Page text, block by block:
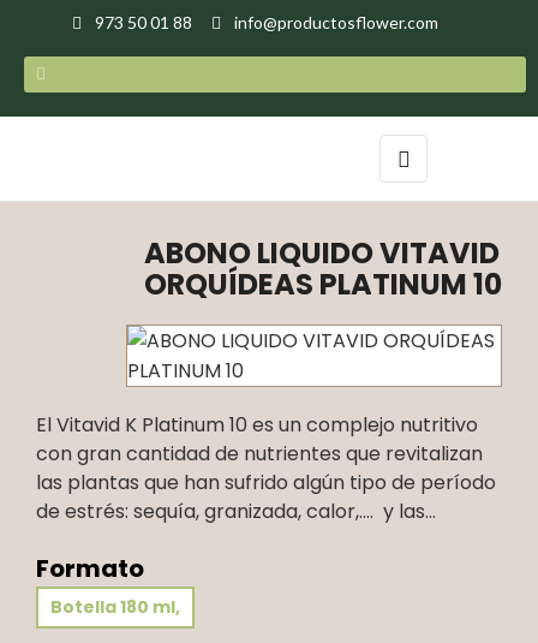
973 50 01 88 info@productosflower.com
Navegación
de
palanca
☰
ABONO LIQUIDO VITAVID
ORQUÍDEAS PLATINUM 10
El Vitavid K Platinum 10 es un complejo nutritivo
con gran cantidad de nutrientes que revitalizan
las plantas que han sufrido algún tipo de período
de estrés: sequía, granizada, calor,…. y las...
Formato
Botella 180 ml,